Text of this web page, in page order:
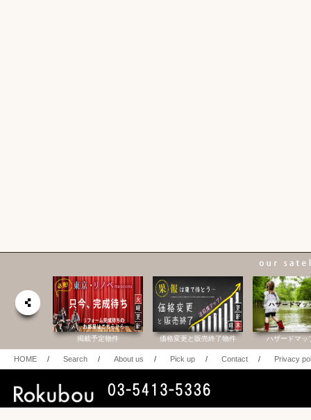
掲載予定物件 価格変更と販売終了物件 ハザードマッ
HOME / Search / About us / Pick up / Contact / Privacy